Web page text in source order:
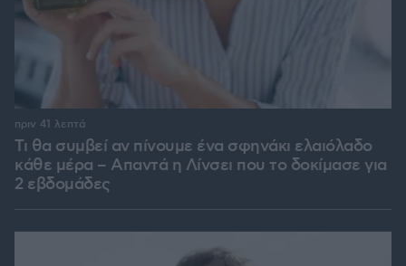
Τι θα συμβεί αν πίνουμε ένα σφηνάκι ελαιόλαδο
κάθε μέρα – Απαντά η Λίνσει που το δοκίμασε για
2 εβδομάδες
πριν 41 λεπτά